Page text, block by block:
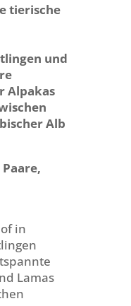
tierische
und
Alpakas
Alb
in
Lamas